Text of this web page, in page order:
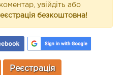
увійдіть або
безкоштовна!
Реєстрація